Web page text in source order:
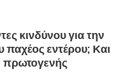
κινδύνου για την
παχέος εντέρου; Και
πρωτογενής